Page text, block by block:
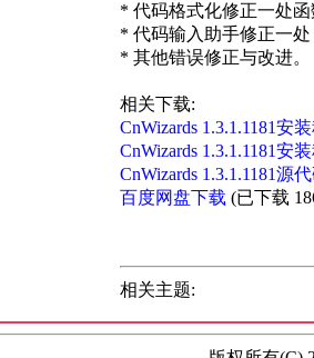
* 代码格式化修正一处函
* 代码输入助手修正一处
* 其他错误修正与改进。
相关下载:
CnWizards 1.3.1.1181安
CnWizards 1.3.1.1181安
CnWizards 1.3.1.1181源
百度网盘下载 (已下载
相关主题: